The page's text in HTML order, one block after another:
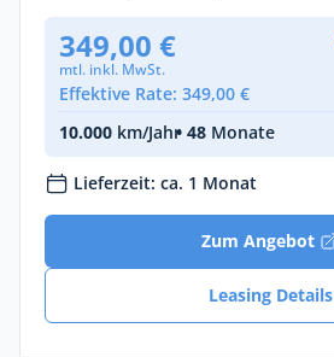
349,00 €
mtl. inkl. MwSt.
Effektive Rate: 349,00 €
10.000 km/Jahr• 48 Monate
Lieferzeit: ca. 1 Monat
Zum Angebot
Leasing Details